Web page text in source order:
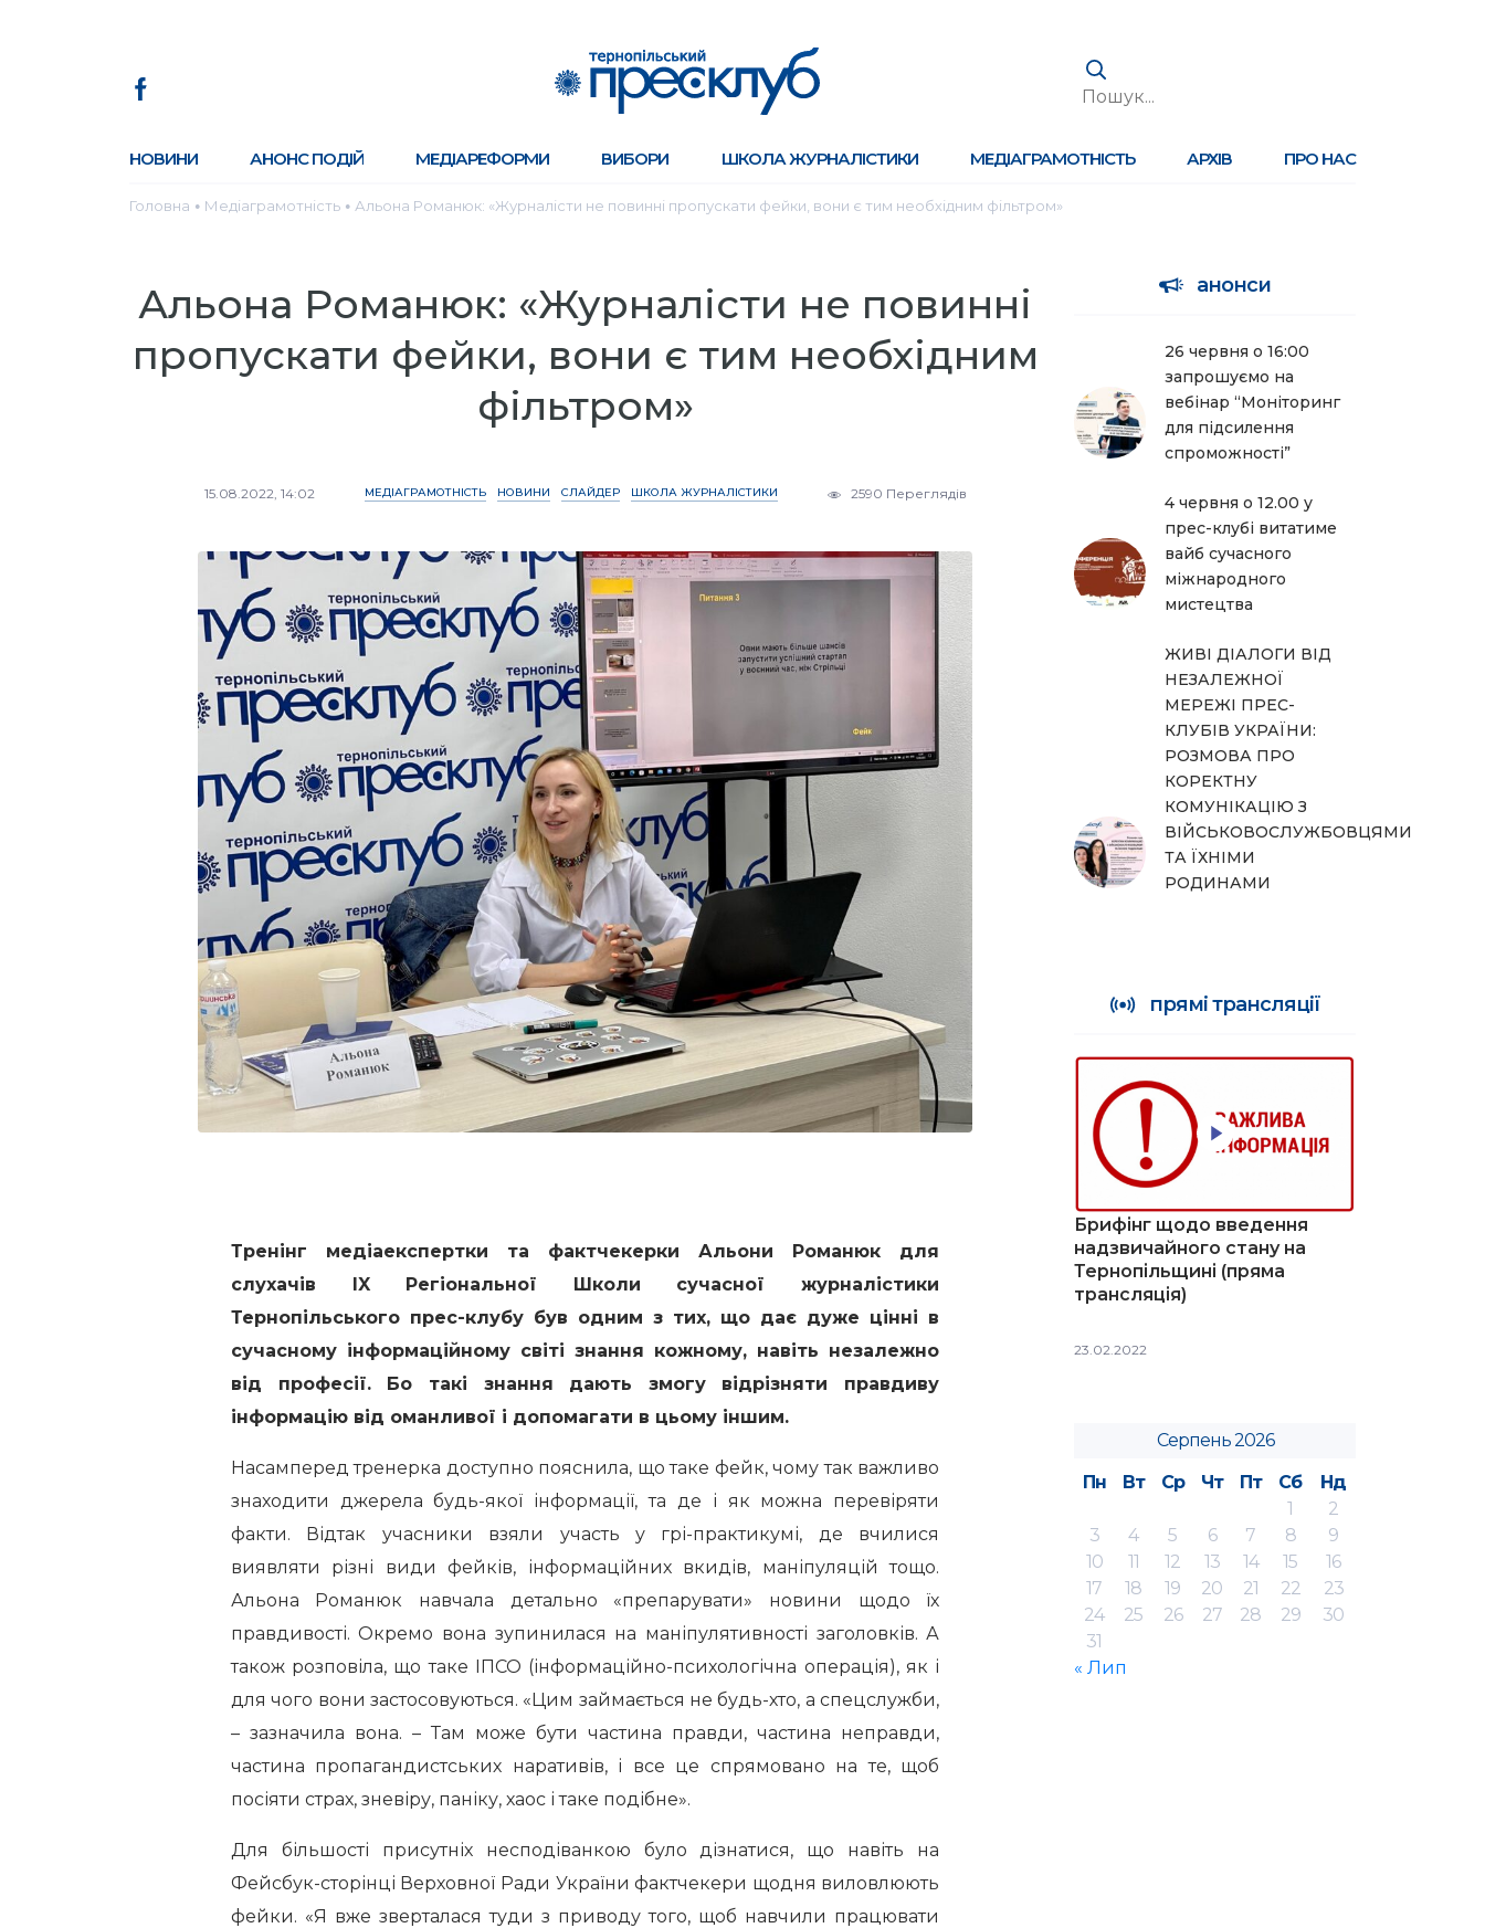
НОВИНИ АНОНС ПОДІЙ МЕДІАРЕФОРМИ ВИБОРИ ШКОЛА ЖУРНАЛІСТИКИ МЕДІАГРАМОТНІСТЬ АРХІВ ПРО НАС
Головна ● Медіаграмотність ● Альона Романюк: «Журналісти не повинні пропускати фейки, вони є тим необхідним фільтром»
Альона Романюк: «Журналісти не повинні
пропускати фейки, вони є тим необхідним
фільтром»
15.08.2022, 14:02 МЕДІАГРАМОТНІСТЬ НОВИНИ СЛАЙДЕР ШКОЛА ЖУРНАЛІСТИКИ 2590 Переглядів
Тренінг медіаекспертки та фактчекерки Альони Романюк для
слухачів IX Регіональної Школи сучасної журналістики
Тернопільського прес-клубу був одним з тих, що дає дуже цінні в
сучасному інформаційному світі знання кожному, навіть незалежно
від професії. Бо такі знання дають змогу відрізняти правдиву
інформацію від оманливої і допомагати в цьому іншим.
Насамперед тренерка доступно пояснила, що таке фейк, чому так важливо
знаходити джерела будь-якої інформації, та де і як можна перевіряти
факти. Відтак учасники взяли участь у грі-практикумі, де вчилися
виявляти різні види фейків, інформаційних вкидів, маніпуляцій тощо.
Альона Романюк навчала детально «препарувати» новини щодо їх
правдивості. Окремо вона зупинилася на маніпулятивності заголовків. А
також розповіла, що таке ІПСО (інформаційно-психологічна операція), як і
для чого вони застосовуються. «Цим займається не будь-хто, а спецслужби,
– зазначила вона. – Там може бути частина правди, частина неправди,
частина пропагандистських наративів, і все це спрямовано на те, щоб
посіяти страх, зневіру, паніку, хаос і таке подібне».
Для більшості присутніх несподіванкою було дізнатися, що навіть на
Фейсбук-сторінці Верховної Ради України фактчекери щодня виловлюють
фейки. «Я вже зверталася туди з приводу того, щоб навчили працювати
анонси
26 червня о 16:00
запрошуємо на
вебінар “Моніторинг
для підсилення
спроможності”
4 червня о 12.00 у
прес-клубі витатиме
вайб сучасного
міжнародного
мистецтва
ЖИВІ ДІАЛОГИ ВІД
НЕЗАЛЕЖНОЇ
МЕРЕЖІ ПРЕС-
КЛУБІВ УКРАЇНИ:
РОЗМОВА ПРО
КОРЕКТНУ
КОМУНІКАЦІЮ З
ВІЙСЬКОВОСЛУЖБОВЦЯМИ
ТА ЇХНІМИ
РОДИНАМИ
прямі трансляції
Брифінг щодо введення
надзвичайного стану на
Тернопільщині (пряма
трансляція)
23.02.2022
Серпень 2026
Пн
Вт Ср Чт Пт Сб
Нд
1
2
3
4 5 6 7 8
9
10
11 12 13 14 15
16
17
18 19 20 21 22
23
24
25 26 27 28 29
30
31
« Лип